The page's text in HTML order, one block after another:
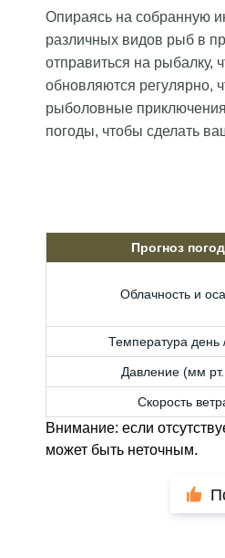
Опираясь на собранную
различных видов рыб в
отправиться на
обновляются регулярно,
рыболовные
погоды, чтобы сделать
Прогноз
Облачность и
Температура день
Давление (мм рт.
Скорость
Внимание: если
может быть неточным.